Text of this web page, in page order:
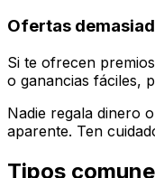
Ofertas
Si te ofrecen
o ganancias fáciles,
Nadie regala dinero
aparente. Ten
Tipos